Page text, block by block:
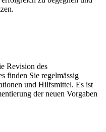
Revision des
finden Sie regelmässig
und Hilfsmittel. Es ist
der neuen Vorgaben